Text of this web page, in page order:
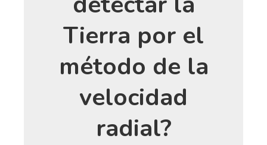
Tierra por el
método de la
velocidad
radial?